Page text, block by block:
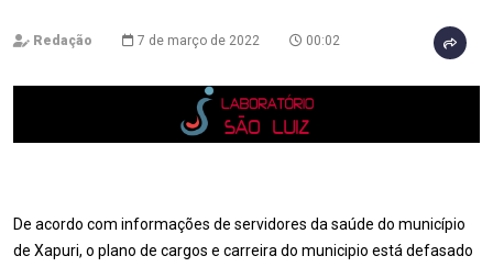
Redação 7 de março de 2022 00:02
De acordo com informações de servidores da saúde do município
de Xapuri, o plano de cargos e carreira do municipio está defasado